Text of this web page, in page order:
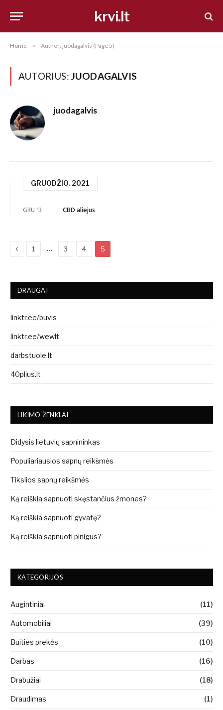
krvi.lt
Home » Author: juodagalvis (Page 5)
AUTORIUS: JUODAGALVIS
juodagalvis
GRUODŽIO, 2021
GRU 13 CBD aliejus
Previous
1 … 3 4 5
DRAUGAI
linktr.ee/buvis
linktr.ee/wewlt
darbstuole.lt
40plius.lt
LIKIMO ŽENKLAI
Didysis lietuvių sapnininkas
Populiariausios sapnų reikšmės
Tikslios sapnų reikšmės
Ką reiškia sapnuoti skęstančius žmones?
Ką reiškia sapnuoti gyvatę?
Ką reiškia sapnuoti pinigus?
KATEGORIJOS
Augintiniai (11)
Automobiliai (39)
Buities prekės (10)
Darbas (16)
Drabužiai (18)
Draudimas (1)